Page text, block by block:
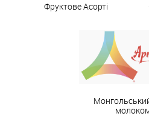
Фруктове Асорті